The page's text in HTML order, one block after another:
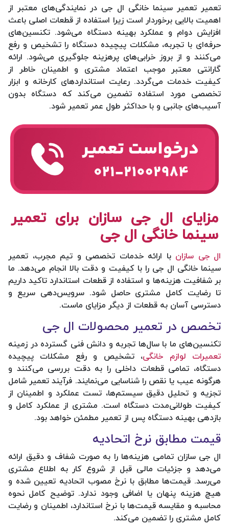
تعمیر تعمیر سینما خانگی ال جی در نمایندگی‌های معتبر از
اهمیت بالایی برخوردار است زیرا استفاده از قطعات اصلی باعث
افزایش دوام و عملکرد بهینه دستگاه می‌شود. تکنسین‌های
حرفه‌ای با تجربه، مشکلات پیچیده دستگاه را تشخیص و رفع
می‌کنند و از بروز خرابی‌های پرهزینه جلوگیری می‌شود. ارائه
گارانتی معتبر موجب اعتماد مشتری و اطمینان خاطر از
کیفیت خدمات می‌گردد. رعایت استانداردهای کارخانه و ابزار
تخصصی مورد استفاده تضمین می‌کند که دستگاه بدون
آسیب‌های جانبی و با حداکثر طول عمر تعمیر شود.
مزایای ال جی سازان برای تعمیر
سینما خانگی ال جی
ال جی سازان با ارائه خدمات تخصصی و تیم مجرب، تعمیر
سینما خانگی ال جی را با کیفیت و دقت بالا انجام می‌دهد. ما
بر شفافیت هزینه‌ها و استفاده از قطعات استاندارد تاکید داریم
تا رضایت کامل مشتری حاصل شود. سرویس‌دهی سریع و
دسترسی آسان به قطعات از دیگر مزایای ماست.
تخصص در تعمیر محصولات ال جی
تکنسین‌های ما با سال‌ها تجربه و دانش فنی گسترده در زمینه
تعمیرات لوازم خانگی، تشخیص و رفع مشکلات پیچیده
دستگاه، تمامی قطعات داخلی را به دقت بررسی می‌کنند و
هرگونه عیب یا نقص را شناسایی می‌نمایند. فرآیند تعمیر شامل
تجزیه و تحلیل دقیق سیستم‌ها، تست عملکرد و اطمینان از
کیفیت طولانی‌مدت دستگاه است. مشتری از عملکرد کامل و
بازدهی بهینه دستگاه پس از تعمیر مطمئن خواهد بود.
قیمت مطابق نرخ اتحادیه
ال جی سازان تمامی هزینه‌ها را به صورت شفاف و دقیق ارائه
می‌دهد و جزئیات مالی قبل از شروع کار به اطلاع مشتری
می‌رسد. قیمت‌ها مطابق با نرخ مصوب اتحادیه تعیین شده و
هیچ هزینه پنهان یا اضافی وجود ندارد. توضیح کامل نحوه
محاسبه و مقایسه قیمت‌ها با نرخ استاندارد، اطمینان و رضایت
کامل مشتری را تضمین می‌کند.